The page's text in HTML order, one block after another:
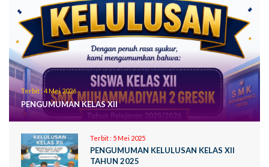
Terbit : 4 Mei 2026
PENGUMUMAN KELAS XII
Terbit : 5 Mei 2025
PENGUMUMAN KELULUSAN KELAS XII
TAHUN 2025